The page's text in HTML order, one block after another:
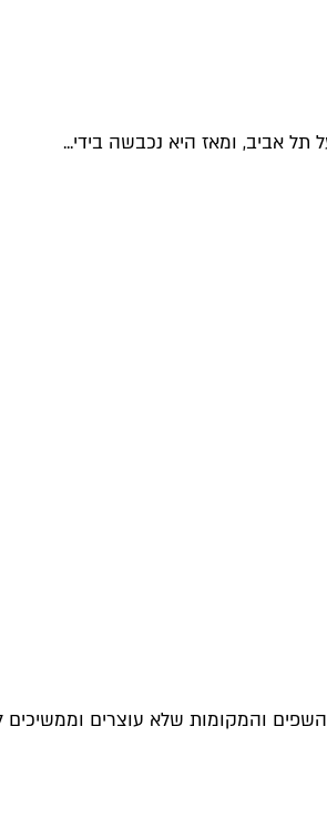
אביב, ומאז היא נכבשה בידי...
והמקומות שלא עוצרים